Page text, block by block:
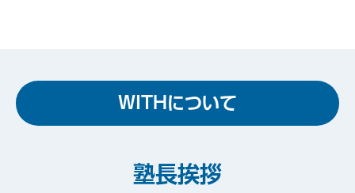
WITHについて
塾長挨拶